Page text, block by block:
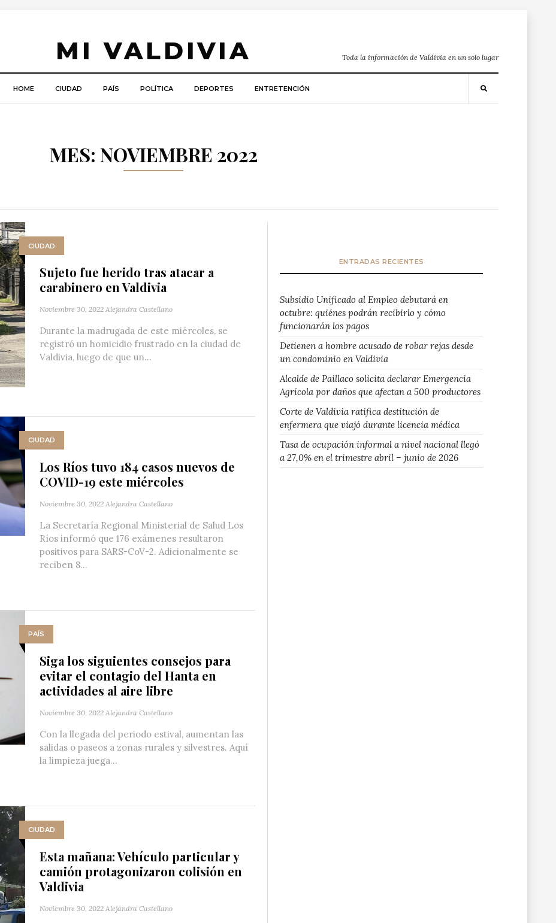
MI VALDIVIA Toda la información de Valdivia en un solo lugar
HOME CIUDAD PAÍS POLÍTICA DEPORTES ENTRETENCIÓN
MES: NOVIEMBRE 2022
CIUDAD
Sujeto fue herido tras atacar a
carabinero en Valdivia
Noviembre 30, 2022 Alejandra Castellano
Durante la madrugada de este miércoles, se
registró un homicidio frustrado en la ciudad de
Valdivia, luego de que un...
CIUDAD
Los Ríos tuvo 184 casos nuevos de
COVID-19 este miércoles
Noviembre 30, 2022 Alejandra Castellano
La Secretaría Regional Ministerial de Salud Los
Ríos informó que 176 exámenes resultaron
positivos para SARS-CoV-2. Adicionalmente se
reciben 8...
PAÍS
Siga los siguientes consejos para
evitar el contagio del Hanta en
actividades al aire libre
Noviembre 30, 2022 Alejandra Castellano
Con la llegada del periodo estival, aumentan las
salidas o paseos a zonas rurales y silvestres. Aquí
la limpieza juega...
CIUDAD
Esta mañana: Vehículo particular y
camión protagonizaron colisión en
Valdivia
Noviembre 30, 2022 Alejandra Castellano
ENTRADAS RECIENTES
Subsidio Unificado al Empleo debutará en
octubre: quiénes podrán recibirlo y cómo
funcionarán los pagos
Detienen a hombre acusado de robar rejas desde
un condominio en Valdivia
Alcalde de Paillaco solicita declarar Emergencia
Agrícola por daños que afectan a 500 productores
Corte de Valdivia ratifica destitución de
enfermera que viajó durante licencia médica
Tasa de ocupación informal a nivel nacional llegó
a 27,0% en el trimestre abril – junio de 2026